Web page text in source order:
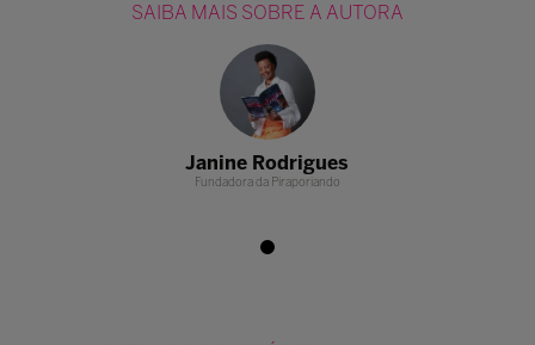
SAIBA MAIS SOBRE A AUTORA
Janine Rodrigues
Fundadora da Piraporiando